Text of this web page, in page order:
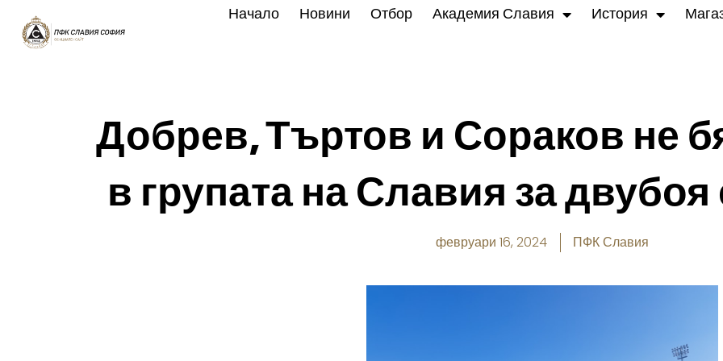
content
Начало Новини Отбор Академия Славия История
Добрев, Търтов и Сораков не
в групата на Славия за
февруари 16, 2024 ПФК Славия